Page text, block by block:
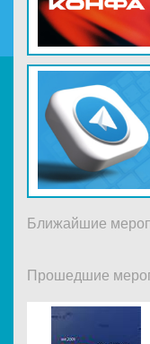
Ближайшие
Прошедшие